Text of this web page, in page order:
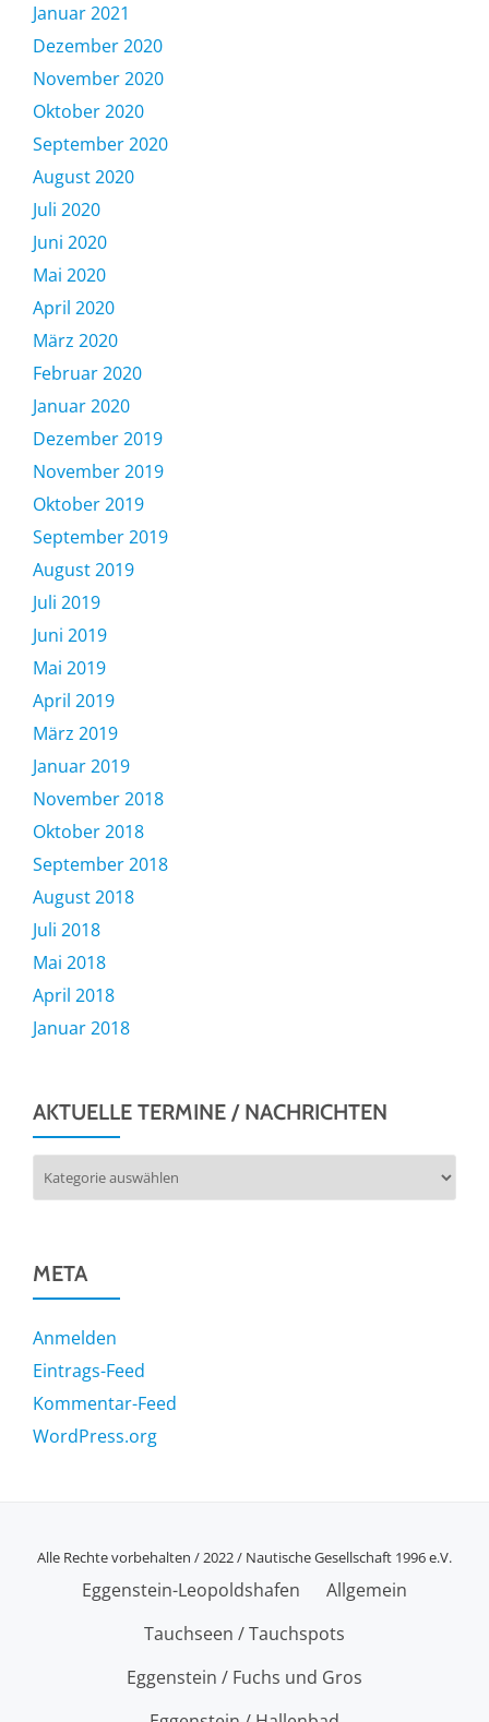
Januar 2021
Dezember 2020
November 2020
Oktober 2020
September 2020
August 2020
Juli 2020
Juni 2020
Mai 2020
April 2020
März 2020
Februar 2020
Januar 2020
Dezember 2019
November 2019
Oktober 2019
September 2019
August 2019
Juli 2019
Juni 2019
Mai 2019
April 2019
März 2019
Januar 2019
November 2018
Oktober 2018
September 2018
August 2018
Juli 2018
Mai 2018
April 2018
Januar 2018
AKTUELLE TERMINE / NACHRICHTEN
Termine
META
Anmelden
Eintrags-Feed
Kommentar-Feed
WordPress.org
Alle Rechte vorbehalten / 2022 / Nautische Gesellschaft 1996 e.V.
SECONDARYEggenstein-Leopoldshafen
Allgemein
Tauchseen / Tauchspots
Eggenstein / Fuchs und Gros